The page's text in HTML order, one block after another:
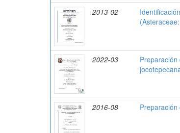
2013-02
2022-03
2016-08